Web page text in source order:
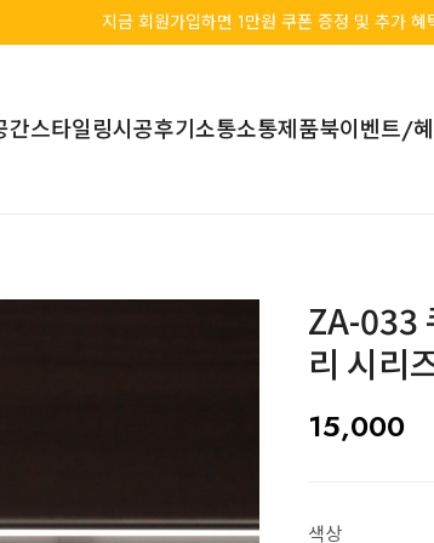
지금 회원가입하면 1만원 쿠폰 증정 및 추가 혜
간스타일링시공후기소통소통제품북이벤트/
ZA-033
리 시리
15,000
색상